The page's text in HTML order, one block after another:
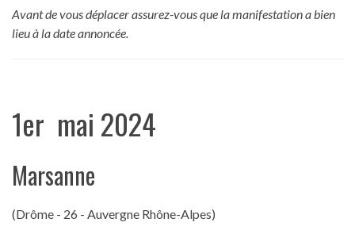
Avant de vous déplacer assurez-vous que la manifestation a bien
lieu à la date annoncée.
1er mai 2024
Marsanne
(Drôme - 26 - Auvergne Rhône-Alpes)